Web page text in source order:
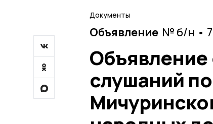
Документы
Объявление № б/н • 7
Объявление
слушаний